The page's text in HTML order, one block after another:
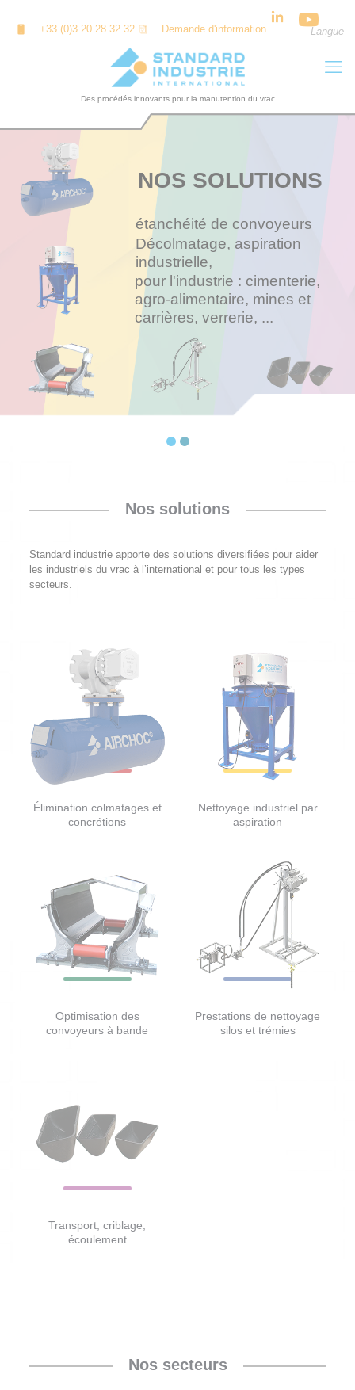
+33 (0)3 20 28 32 32 Demande d'information Langue
NOS SOLUTIONS
pour l'industrie : cimenterie,
agro-alimentaire, mines et
carrières, verrerie, ...
étanchéité de convoyeurs
Décolmatage, aspiration
industrielle,
Nos solutions
Standard industrie apporte des solutions diversifiées pour aider
les industriels du vrac à l’international et pour tous les types
secteurs.
Élimination colmatages et
concrétions
Nettoyage industriel par
aspiration
Optimisation des
convoyeurs à bande
Prestations de nettoyage
silos et trémies
Transport, criblage,
écoulement
Nos secteurs